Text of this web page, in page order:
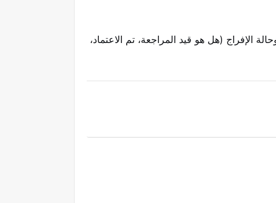
الإفراج (هل هو قيد المراجعة، تم الاعتماد،